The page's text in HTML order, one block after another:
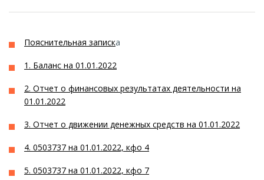
Пояснительная записка
1. Баланс на 01.01.2022
2. Отчет о финансовых результатах деятельности на
01.01.2022
3. Отчет о движении денежных средств на 01.01.2022
4. 0503737 на 01.01.2022, кфо 4
5. 0503737 на 01.01.2022, кфо 7